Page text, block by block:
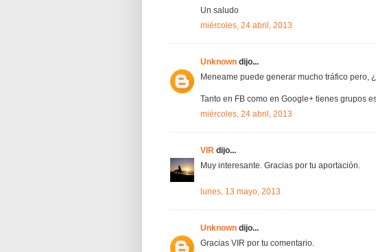
Un saludo
miércoles, 24 abril, 2013
Unknown dijo...
Meneame puede generar mucho tráfico pero,
Tanto en FB como en Google+ tienes grupos
miércoles, 24 abril, 2013
VIR dijo...
Muy interesante. Gracias por tu aportación.
lunes, 13 mayo, 2013
Unknown dijo...
Gracias VIR por tu comentario.